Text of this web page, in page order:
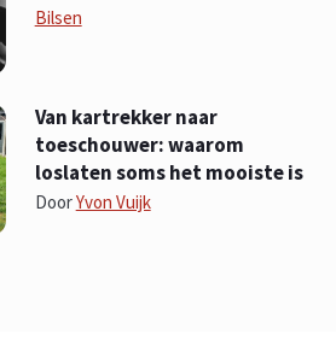
Bilsen
Van kartrekker naar
toeschouwer: waarom
loslaten soms het mooiste is
DoorYvon Vuijk